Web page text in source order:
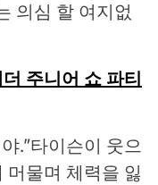
의심 할 여지없
주니어 쇼 파티
.”타이슨이 웃으
머물며 체력을 잃